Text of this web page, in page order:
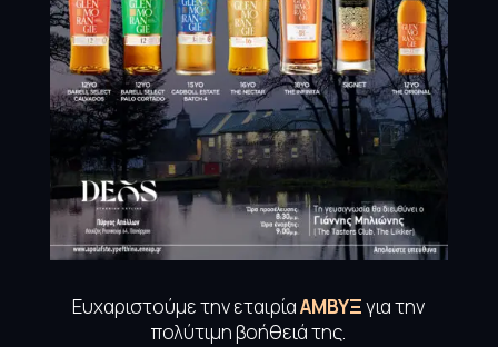
Ευχαριστούμε την εταιρίαΑΜΒΥΞγια την
πολύτιμη βοήθειά της.